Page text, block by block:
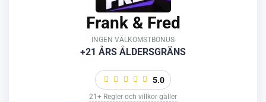
Frank & Fred
INGEN VÄLKOMSTBONUS
+21 ÅRS ÅLDERSGRÄNS
5.0
21+ Regler och villkor gäller